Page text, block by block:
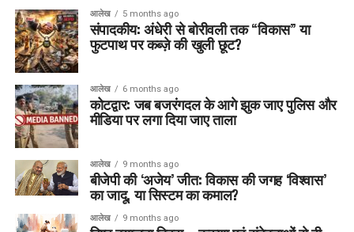
आलेख 5 months ago
संपादकीय: अंधेरी से बोरीवली तक “विकास” या
फुटपाथ पर कब्ज़े की खुली छूट?
आलेख 6 months ago
कोटद्वार: जब बजरंगदल के आगे झुक जाए पुलिस और
मीडिया पर लगा दिया जाए ताला
आलेख 9 months ago
बीजेपी की ‘अजेय’ जीत: विकास की जगह ‘विश्वास’
का जादू, या सिस्टम का कमाल?
आलेख 9 months ago